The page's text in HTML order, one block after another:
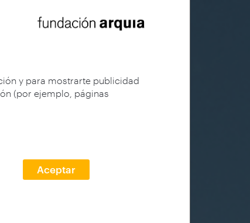
y para mostrarte publicidad
(por ejemplo, páginas
Aceptar